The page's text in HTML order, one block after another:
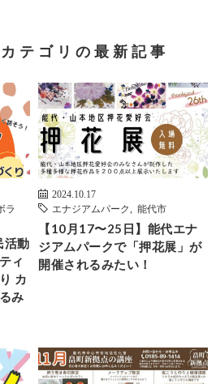
カテゴリの最新記事
ラ
活動
ィ
カ
み
2024.10.17
エナジアムパーク
能代市
【10月17〜25日】能代エナ
ジアムパークで「押花展」が
開催されるみたい！